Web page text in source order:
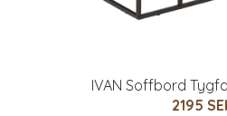
IVAN Soffbord
2195